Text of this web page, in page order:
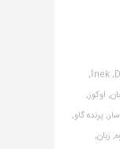
İnek,
اوکوز,
پرنده گاو,
زبان,